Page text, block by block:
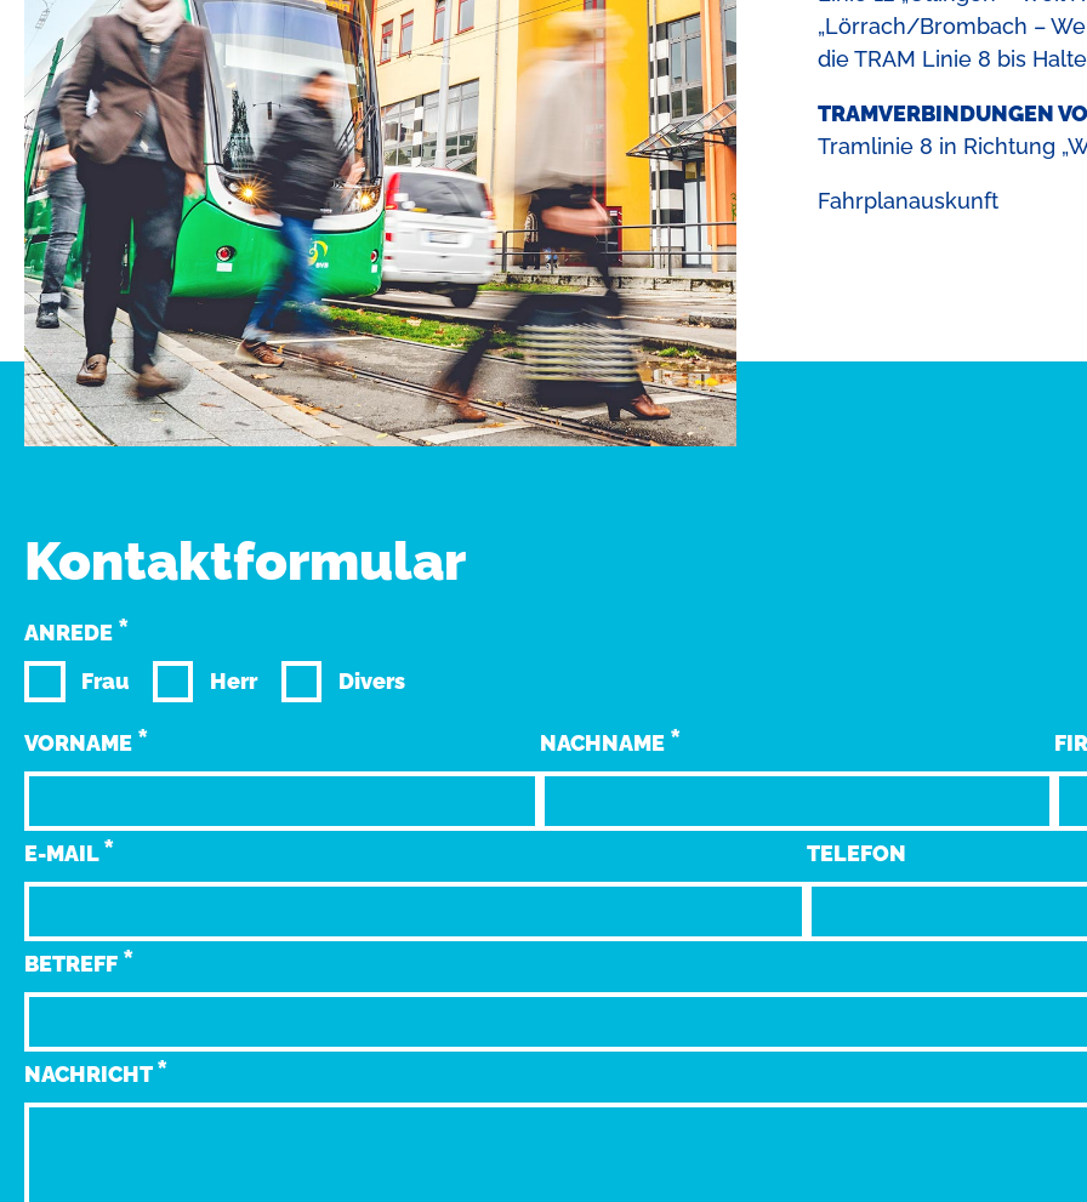
„Lörrach/Brombach –
die TRAM Linie 8 bis
TRAMVERBINDUNGEN
Tramlinie 8 in Richtung
Fahrplanauskunft
Kontaktformular
ANREDE *
Frau Herr Divers
VORNAME * NACHNAME *
E-MAIL* TELEFON
BETREFF *
NACHRICHT*